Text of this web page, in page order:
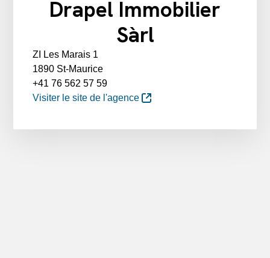
Drapel Immobilier
Sàrl
ZI Les Marais 1
1890 St-Maurice
+41 76 562 57 59
Visiter le site de l'agence